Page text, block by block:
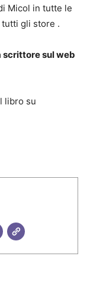
Micol in tutte le
gli store .
scrittore sul web
libro su